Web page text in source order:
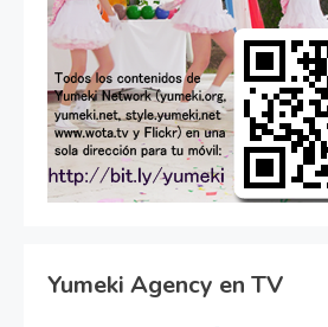
Yumeki Agency en TV